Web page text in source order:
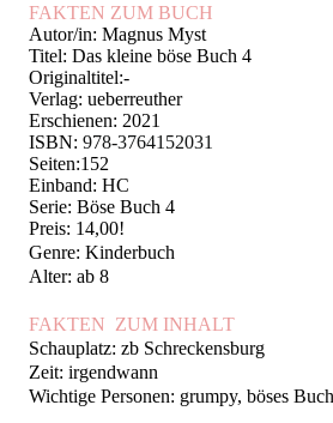
FAKTEN ZUM BUCH
Autor/in: Magnus Myst
Titel: Das kleine böse Buch 4
Originaltitel:-
Verlag: ueberreuther
Erschienen: 2021
ISBN: 978-3764152031
Seiten:152
Einband: HC
Serie: Böse Buch 4
Preis: 14,00!
Genre: Kinderbuch
Alter: ab 8
FAKTEN ZUM INHALT
Schauplatz: zb Schreckensburg
Zeit: irgendwann
Wichtige Personen: grumpy, böses